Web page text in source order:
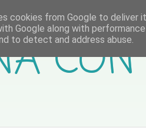
cookies from Google to deliver
Google along with
to detect and address abuse.